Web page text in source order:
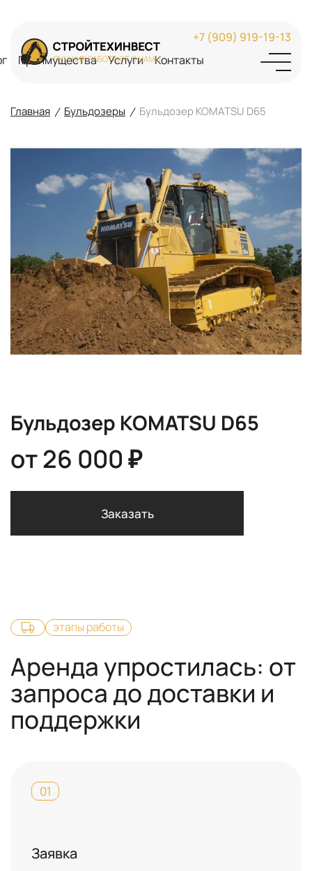
Преимущества Услуги Контакты
+7 (909) 919-19-13
Главная Бульдозеры Бульдозер KOMATSU D65
Бульдозер KOMATSU D65
от26 000 ₽
Заказать
этапы работы
Аренда упростилась: от
запроса до доставки и
поддержки
01
Заявка